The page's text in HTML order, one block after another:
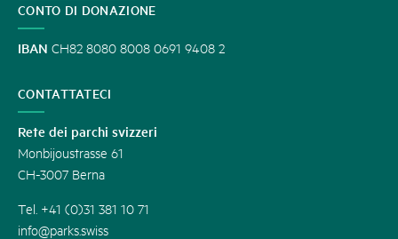
CONTO DI DONAZIONE
IBAN CH82 8080 8008 0691 9408 2
CONTATTATECI
Rete dei parchi svizzeri
Monbijoustrasse 61
CH-3007 Berna
Tel. +41 (0)31 381 10 71
info@parks.swiss